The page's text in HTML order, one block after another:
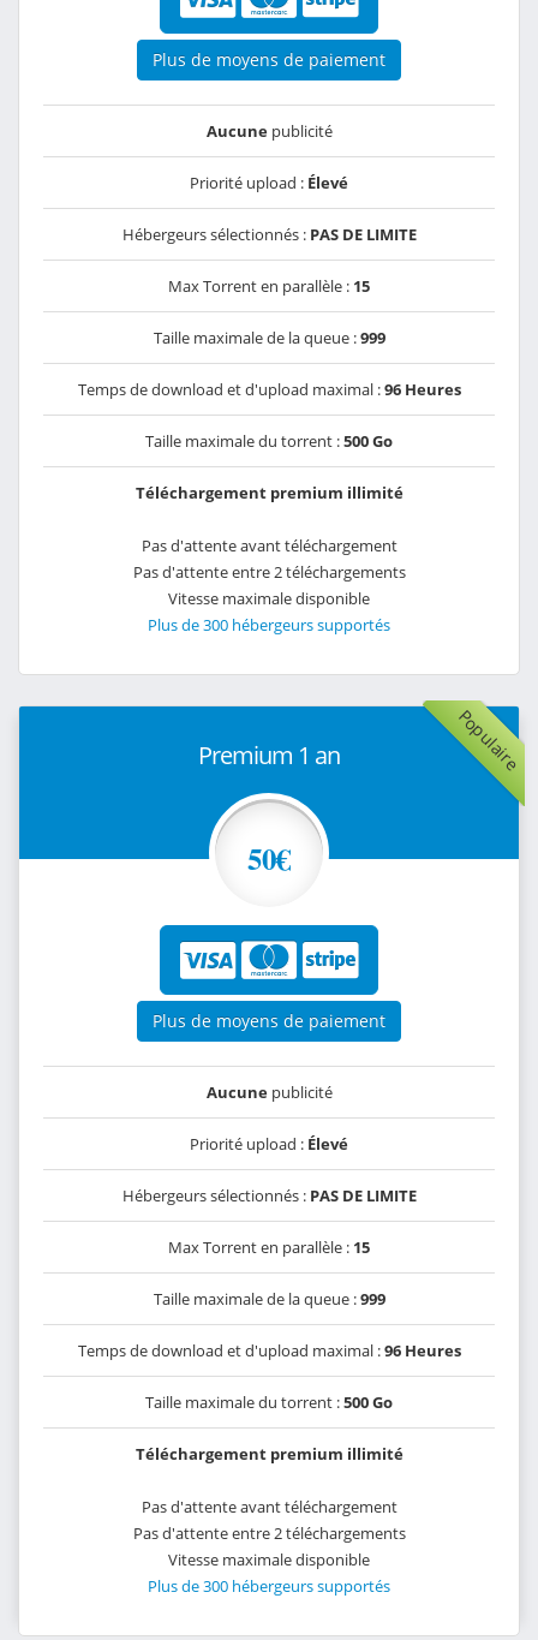
Plus de moyens de paiement
Aucunepublicité
Priorité upload : Élevé
Hébergeurs sélectionnés : PAS DE LIMITE
Max Torrent en parallèle : 15
Taille maximale de la queue :999
Temps de download et d'upload maximal :96 Heures
Taille maximale du torrent :500 Go
Téléchargement premium illimité
Pas d'attente avant téléchargement
Pas d'attente entre 2 téléchargements
Vitesse maximale disponible
Plus de 300 hébergeurs supportés
Populaire
Premium 1 an
50€
Plus de moyens de paiement
Aucunepublicité
Priorité upload : Élevé
Hébergeurs sélectionnés : PAS DE LIMITE
Max Torrent en parallèle : 15
Taille maximale de la queue :999
Temps de download et d'upload maximal :96 Heures
Taille maximale du torrent :500 Go
Téléchargement premium illimité
Pas d'attente avant téléchargement
Pas d'attente entre 2 téléchargements
Vitesse maximale disponible
Plus de 300 hébergeurs supportés